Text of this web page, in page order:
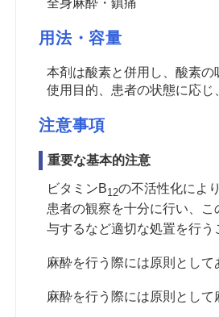
用法・容量
本剤は酸素と併用し、酸素の
使用目的、患者の状態に応じ
注意事項
重要な基本的注意
ビタミンB12の不活性化によ
患者の観察を十分に行い、
与するなど適切な処置を行う
麻酔を行う際には原則として
麻酔を行う際には原則として